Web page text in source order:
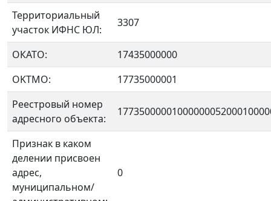
Территориальный
участок ИФНС ЮЛ:
3307
ОКАТО:
17435000000
OKTMO:
17735000001
Реестровый номер
адресного объекта:
Признак в каком
делении присвоен
адрес,
муниципальном/
0